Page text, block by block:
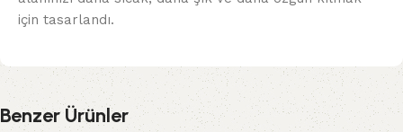
için tasarlandı.
Benzer Ürünler